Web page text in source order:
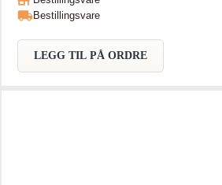
Bestillingsvare
LEGG TIL PÅ ORDRE